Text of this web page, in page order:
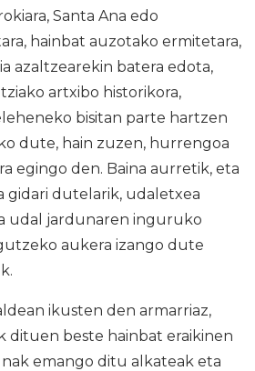
Santa Ana edo
hainbat auzotako ermitetara,
azaltzearekin batera edota,
artxibo historikora,
bisitan parte hartzen
dute, hain zuzen, hurrengoa
egingo den. Baina aurretik, eta
gidari dutelarik, udaletxea
udal jardunaren inguruko
aukera izango dute
ikusten den armarriaz,
dituen beste hainbat eraikinen
emango ditu alkateak eta